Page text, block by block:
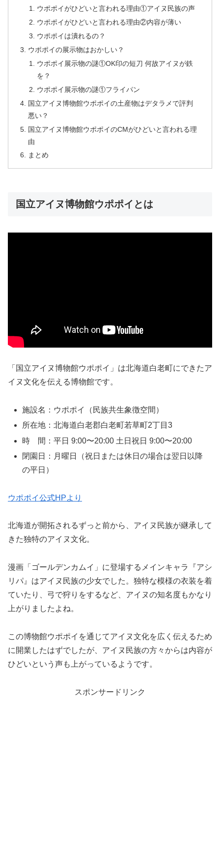
ウポポイがひどいと言われる理由①アイヌ民族の声
ウポポイがひどいと言われる理由②内容が薄い
ウポポイは潰れるの？
ウポポイの展示物はおかしい？
ウポポイ展示物の謎①OK印の短刀 何故アイヌが鉄
を？
ウポポイ展示物の謎①フライパン
国立アイヌ博物館ウポポイの土産物はデタラメで評判
悪い？
国立アイヌ博物館ウポポイのCMがひどいと言われる理
由
まとめ
国立アイヌ博物館ウポポイとは
「国立アイヌ博物館ウポポイ」は北海道白老町にできたア
イヌ文化を伝える博物館です。
施設名：ウポポイ（民族共生象徴空間）
所在地：北海道白老郡白老町若草町2丁目3
時 間：平日 9:00〜20:00 土日祝日 9:00〜20:00
閉園日：月曜日（祝日または休日の場合は翌日以降
の平日）
ウポポイ公式HPより
北海道が開拓されるずっと前から、アイヌ民族が継承して
きた独特のアイヌ文化。
漫画「ゴールデンカムイ」に登場するメインキャラ『アシ
リパ』はアイヌ民族の少女でした。独特な模様の衣装を着
ていたり、弓で狩りをするなど、アイヌの知名度もかなり
上がりましたよね。
この博物館ウポポイを通じてアイヌ文化を広く伝えるため
に開業したはずでしたが、アイヌ民族の方々からは内容が
ひどいという声も上がっているようです。
スポンサードリンク